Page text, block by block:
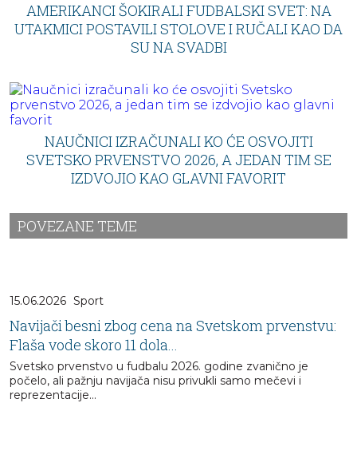
AMERIKANCI ŠOKIRALI FUDBALSKI SVET: NA
UTAKMICI POSTAVILI STOLOVE I RUČALI KAO DA
SU NA SVADBI
NAUČNICI IZRAČUNALI KO ĆE OSVOJITI
SVETSKO PRVENSTVO 2026, A JEDAN TIM SE
IZDVOJIO KAO GLAVNI FAVORIT
POVEZANE TEME
15.06.2026 Sport
Navijači besni zbog cena na Svetskom prvenstvu:
Flaša vode skoro 11 dola...
Svetsko prvenstvo u fudbalu 2026. godine zvanično je
počelo, ali pažnju navijača nisu privukli samo mečevi i
reprezentacije...